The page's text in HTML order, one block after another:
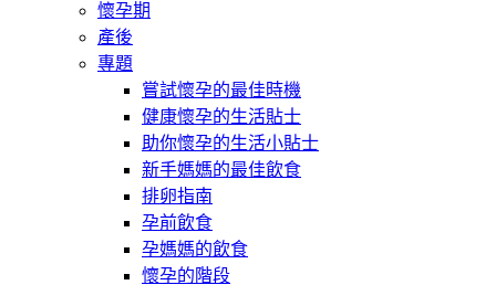
懷孕期
產後
專題
嘗試懷孕的最佳時機
健康懷孕的生活貼士
助你懷孕的生活小貼士
新手媽媽的最佳飲食
排卵指南
孕前飲食
孕媽媽的飲食
懷孕的階段